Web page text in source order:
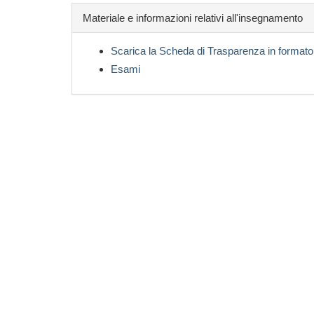
Materiale e informazioni relativi all'insegnamento
Scarica la Scheda di Trasparenza in
Esami